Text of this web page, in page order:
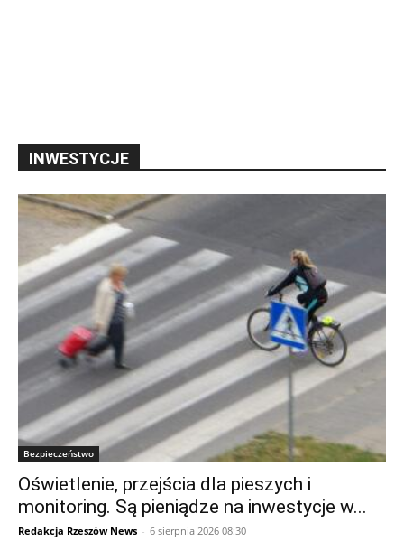
INWESTYCJE
Bezpieczeństwo
Oświetlenie, przejścia dla pieszych i
monitoring. Są pieniądze na inwestycje w...
Redakcja Rzeszów News - 6 sierpnia 2026 08:30